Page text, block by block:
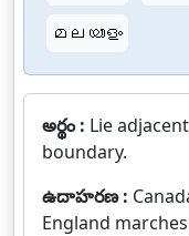
മലയാളം
అర్థం : Lie
boundary.
ఉదాహరణ :
England